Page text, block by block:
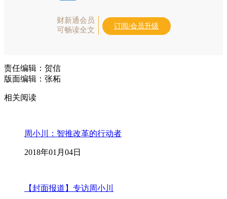
财新通会员
可畅读全文
订阅/会员升级
责任编辑：贺信
版面编辑：张柘
相关阅读
周小川：智推改革的行动者
2018年01月04日
【封面报道】专访周小川